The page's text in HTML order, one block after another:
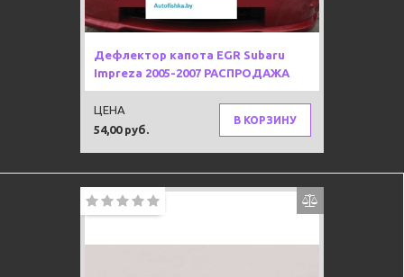
Дефлектор капота EGR Subaru
Impreza 2005-2007 РАСПРОДАЖА
54,00 руб.
ЦЕНА
В КОРЗИНУ